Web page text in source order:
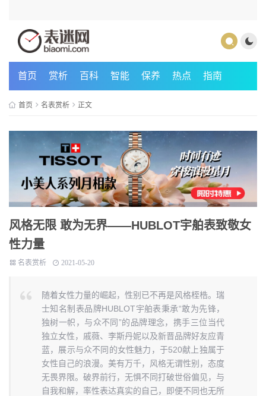
首页 赏析 百科 智能 保养 热点 指南
首页 名表赏析 正文
风格无限 敢为无界——HUBLOT宇舶表致敬女
性力量
名表赏析 2021-05-20
随着女性力量的崛起，性别已不再是风格桎梏。瑞
士知名制表品牌HUBLOT宇舶表秉承“敢为先锋，
独树一帜，与众不同”的品牌理念，携手三位当代
独立女性，戚薇、李斯丹妮以及新晋品牌好友应青
蓝，展示与众不同的女性魅力，于520献上独属于
女性自己的浪漫。美有万千，风格无谓性别，态度
无畏界限。破界前行，无惧不同打破世俗偏见，与
自我和解，率性表达真实的自己，即便不同也无所